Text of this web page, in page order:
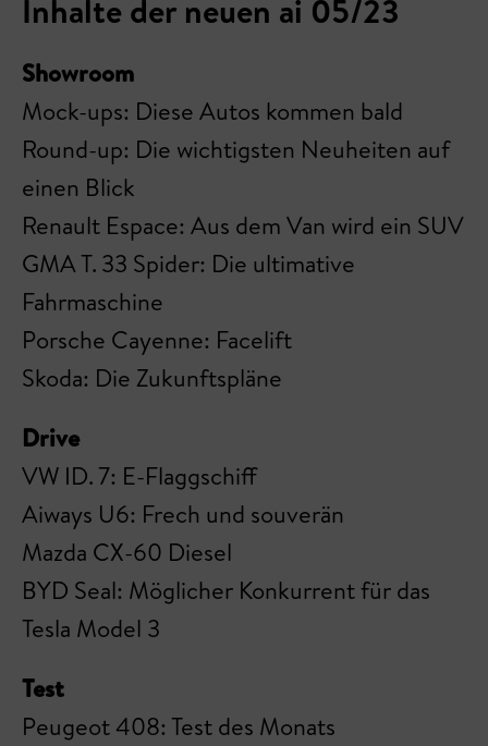
Inhalte der neuen ai 05/23
Showroom
Mock-ups: Diese Autos kommen bald
Round-up: Die wichtigsten Neuheiten auf
einen Blick
Renault Espace: Aus dem Van wird ein SUV
GMA T. 33 Spider: Die ultimative
Fahrmaschine
Porsche Cayenne: Facelift
Skoda: Die Zukunftspläne
Drive
VW ID. 7: E-Flaggschiff
Aiways U6: Frech und souverän
Mazda CX-60 Diesel
BYD Seal: Möglicher Konkurrent für das
Tesla Model 3
Test
Peugeot 408: Test des Monats